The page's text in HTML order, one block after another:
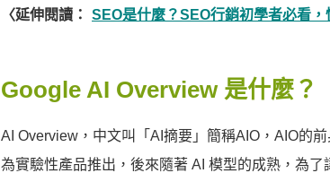
〈延伸閱讀： SEO是什麼？SEO行銷初學者必看
Google AI Overview 是什麼？
AI Overview，中文叫「AI摘要」簡稱AIO，AIO的
為實驗性產品推出，後來隨著 AI 模型的成熟，為